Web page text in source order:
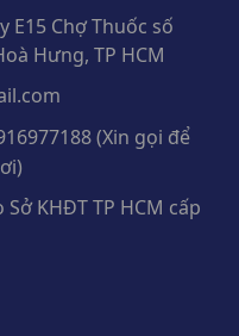
E15 Chợ Thuốc số
Hưng, TP HCM
(Xin gọi để
KHĐT TP HCM cấp